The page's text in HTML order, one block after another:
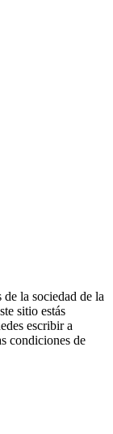
la sociedad de la
sitio estás
escribir a
condiciones de